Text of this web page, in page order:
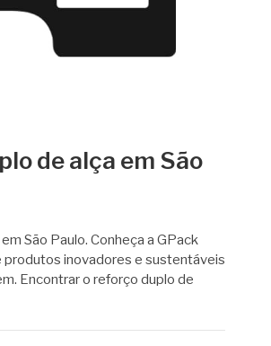
de alça em São
São Paulo. Conheça a GPack
produtos inovadores e sustentáveis
Encontrar o reforço duplo de